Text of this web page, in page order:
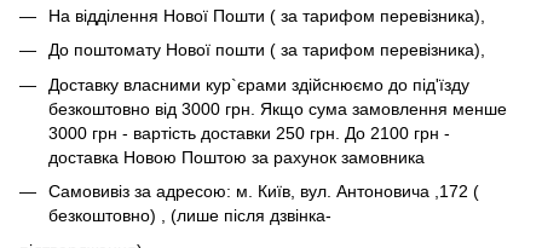
На відділення Нової Пошти ( за тарифом перевізника),
До поштомату Нової пошти ( за тарифом перевізника),
Доставку власними кур`єрами здійснюємо до під'їзду
безкоштовно від 3000 грн. Якщо сума замовлення менше
3000 грн - вартість доставки 250 грн. До 2100 грн -
доставка Новою Поштою за рахунок замовника
Самовивіз за адресою: м. Київ, вул. Антоновича ,172 (
безкоштовно) , (лише після дзвінка-